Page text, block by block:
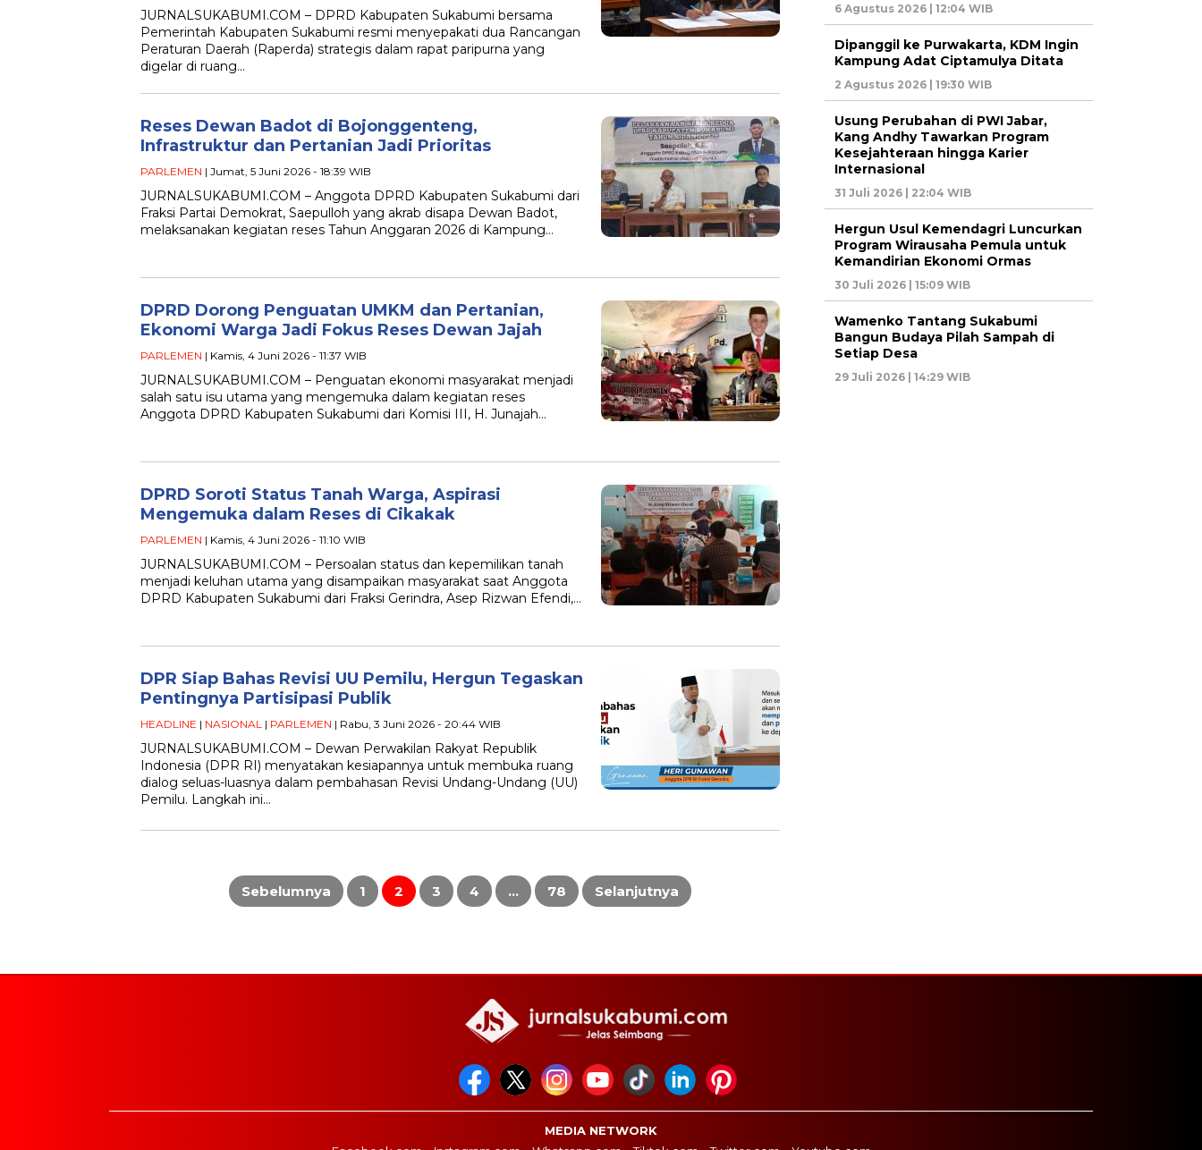
JURNALSUKABUMI.COM – DPRD Kabupaten Sukabumi bersama
Pemerintah Kabupaten Sukabumi resmi menyepakati dua Rancangan
Peraturan Daerah (Raperda) strategis dalam rapat paripurna yang
digelar di ruang…
Reses Dewan Badot di Bojonggenteng,
Infrastruktur dan Pertanian Jadi Prioritas
PARLEMEN | Jumat, 5 Juni 2026 - 18:39 WIB
JURNALSUKABUMI.COM – Anggota DPRD Kabupaten Sukabumi dari
Fraksi Partai Demokrat, Saepulloh yang akrab disapa Dewan Badot,
melaksanakan kegiatan reses Tahun Anggaran 2026 di Kampung…
DPRD Dorong Penguatan UMKM dan Pertanian,
Ekonomi Warga Jadi Fokus Reses Dewan Jajah
PARLEMEN | Kamis, 4 Juni 2026 - 11:37 WIB
JURNALSUKABUMI.COM – Penguatan ekonomi masyarakat menjadi
salah satu isu utama yang mengemuka dalam kegiatan reses
Anggota DPRD Kabupaten Sukabumi dari Komisi III, H. Junajah…
DPRD Soroti Status Tanah Warga, Aspirasi
Mengemuka dalam Reses di Cikakak
PARLEMEN | Kamis, 4 Juni 2026 - 11:10 WIB
JURNALSUKABUMI.COM – Persoalan status dan kepemilikan tanah
menjadi keluhan utama yang disampaikan masyarakat saat Anggota
DPRD Kabupaten Sukabumi dari Fraksi Gerindra, Asep Rizwan Efendi,…
DPR Siap Bahas Revisi UU Pemilu, Hergun Tegaskan
Pentingnya Partisipasi Publik
HEADLINE | NASIONAL | PARLEMEN | Rabu, 3 Juni 2026 - 20:44 WIB
JURNALSUKABUMI.COM – Dewan Perwakilan Rakyat Republik
Indonesia (DPR RI) menyatakan kesiapannya untuk membuka ruang
dialog seluas-luasnya dalam pembahasan Revisi Undang-Undang (UU)
Pemilu. Langkah ini…
Paginasi
Sebelumnya 1 2 3 4 … 78 Selanjutnya
6 Agustus 2026 | 12:04 WIB
Dipanggil ke Purwakarta, KDM Ingin
Kampung Adat Ciptamulya Ditata
2 Agustus 2026 | 19:30 WIB
Usung Perubahan di PWI Jabar,
Kang Andhy Tawarkan Program
Kesejahteraan hingga Karier
Internasional
31 Juli 2026 | 22:04 WIB
Hergun Usul Kemendagri Luncurkan
Program Wirausaha Pemula untuk
Kemandirian Ekonomi Ormas
30 Juli 2026 | 15:09 WIB
Wamenko Tantang Sukabumi
Bangun Budaya Pilah Sampah di
Setiap Desa
29 Juli 2026 | 14:29 WIB
MEDIA NETWORK